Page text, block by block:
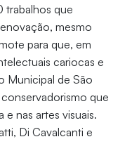
trabalhos que
mesmo
para que, em
cariocas e
Municipal de São
que
e nas artes visuais.
Di Cavalcanti e